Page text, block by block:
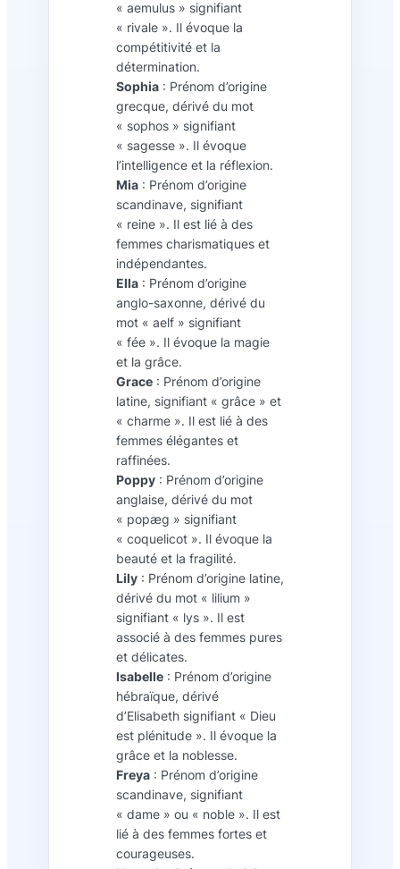
« aemulus » signifiant
« rivale ». Il évoque la
compétitivité et la
détermination.
Sophia: Prénom d’origine
grecque, dérivé du mot
« sophos » signifiant
« sagesse ». Il évoque
l’intelligence et la réflexion.
Mia: Prénom d’origine
scandinave, signifiant
« reine ». Il est lié à des
femmes charismatiques et
indépendantes.
Ella: Prénom d’origine
anglo-saxonne, dérivé du
mot « aelf » signifiant
« fée ». Il évoque la magie
et la grâce.
Grace: Prénom d’origine
latine, signifiant « grâce » et
« charme ». Il est lié à des
femmes élégantes et
raffinées.
Poppy: Prénom d’origine
anglaise, dérivé du mot
« popæg » signifiant
« coquelicot ». Il évoque la
beauté et la fragilité.
Lily: Prénom d’origine latine,
dérivé du mot « lilium »
signifiant « lys ». Il est
associé à des femmes pures
et délicates.
Isabelle: Prénom d’origine
hébraïque, dérivé
d’Elisabeth signifiant « Dieu
est plénitude ». Il évoque la
grâce et la noblesse.
Freya: Prénom d’origine
scandinave, signifiant
« dame » ou « noble ». Il est
lié à des femmes fortes et
courageuses.